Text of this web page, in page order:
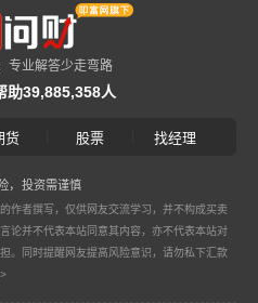
专业解答少走弯路
助39,885,358人
货 股票 找经理
，投资需谨慎
作者撰写，仅供网友交流学习，并不构成买卖
论并不代表本站同意其内容，亦不代表本站对
。同时提醒网友提高风险意识，请勿私下汇款